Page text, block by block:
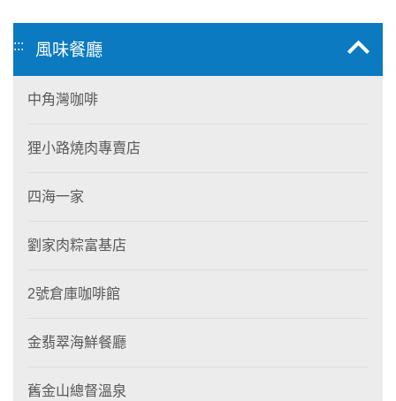
::: 風味餐廳
中角灣咖啡
狸小路燒肉專賣店
四海一家
劉家肉粽富基店
2號倉庫咖啡館
金翡翠海鮮餐廳
舊金山總督溫泉